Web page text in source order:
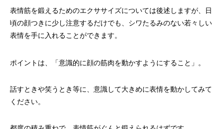
表情筋を鍛えるためのエクササイズについては後述しますが、日
頃の顔つきに少し注意するだけでも、シワたるみのない若々しい
表情を手に入れることができます。
ポイントは、「意識的に顔の筋肉を動かすようにすること」。
話すときや笑うとき等に、意識して大きめに表情を動かしてみて
ください。